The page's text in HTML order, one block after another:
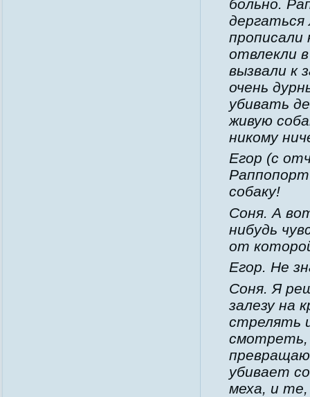
больно.
дергаться
прописали
отвлекли
вызвали к
очень
убивать
живую
никому
Егор (с
собаку!
Соня. А
нибудь
от
Егор. Не
Соня. Я
залезу на
стрелять
смотреть,
убивает
меха, и